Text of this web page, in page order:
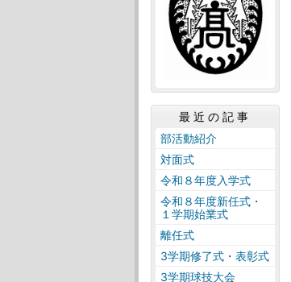
最近の記事
部活動紹介
対面式
令和８年度入学式
令和８年度新任式・
１学期始業式
離任式
3学期修了式・表彰式
3学期球技大会